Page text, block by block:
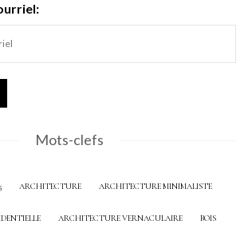
Mots-clefs
ARCHITECTURE ARCHITECTURE MINIMALISTE
ARCHITECTURE VERNACULAIRE BOIS